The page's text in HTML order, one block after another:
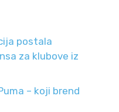
postala
za klubove iz
– koji brend